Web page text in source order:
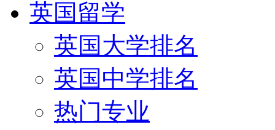
英国留学
英国大学排名
英国中学排名
热门专业